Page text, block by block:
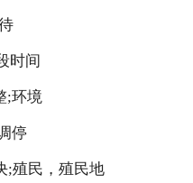
时间
;环境
停
;殖民，殖民地